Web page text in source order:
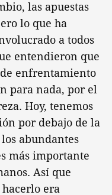
las apuestas
lo que ha
a todos
entendieron que
enfrentamiento
para nada, por el
Hoy, tenemos
por debajo de la
abundantes
más importante
Así que
era